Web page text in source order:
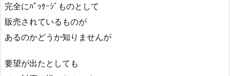
完全にﾊﾟｯｹｰｼﾞものとして
販売されているものが
あるのかどうか知りませんが
要望が出たとしても